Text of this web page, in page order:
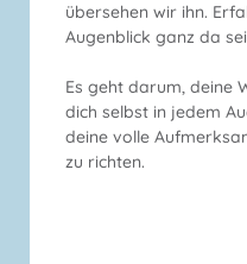
übersehen wir ihn.
Augenblick ganz da
Es geht darum, deine
dich selbst in jedem
deine volle
zu richten.